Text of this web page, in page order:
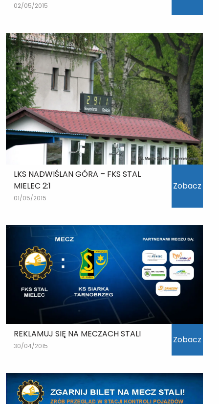
02/05/2015
LKS NADWIŚLAN GÓRA – FKS STAL
MIELEC 2:1
01/05/2015
Zobacz
REKLAMUJ SIĘ NA MECZACH STALI
30/04/2015
Zobacz